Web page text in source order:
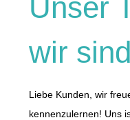
Unser
wir sind
Liebe Kunden, wir
kennenzulernen! Uns